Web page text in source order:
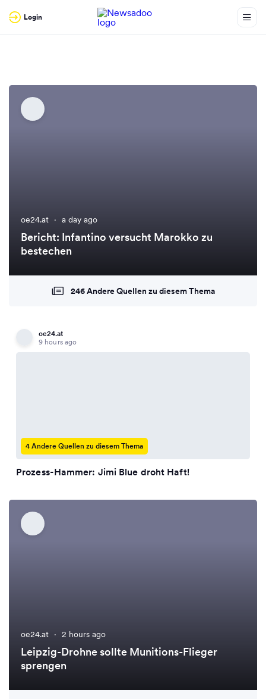
Login
oe24.at · a day ago
Bericht: Infantino versucht Marokko zu
bestechen
246 Andere Quellen zu diesem Thema
oe24.at
9 hours ago
4 Andere Quellen zu diesem Thema
Prozess-Hammer: Jimi Blue droht Haft!
oe24.at · 2 hours ago
Leipzig-Drohne sollte Munitions-Flieger
sprengen